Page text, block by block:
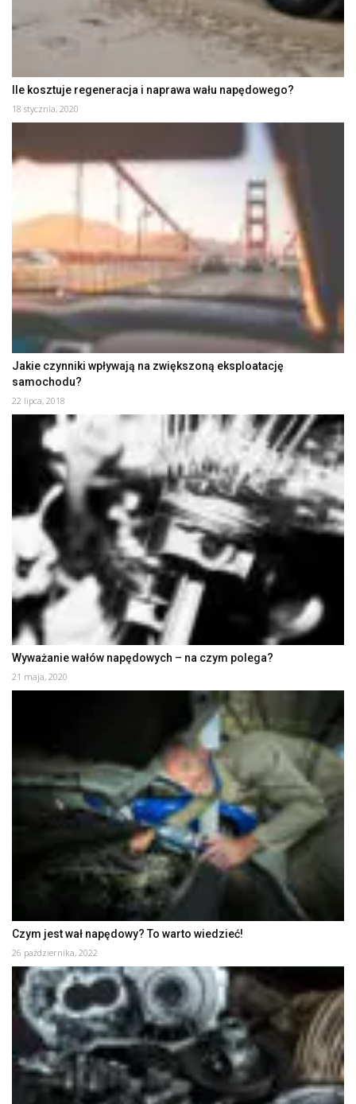
Ile kosztuje regeneracja i naprawa wału napędowego?
18 stycznia, 2020
Jakie czynniki wpływają na zwiększoną eksploatację
samochodu?
22 lipca, 2018
Wyważanie wałów napędowych – na czym polega?
21 maja, 2020
Czym jest wał napędowy? To warto wiedzieć!
26 października, 2022